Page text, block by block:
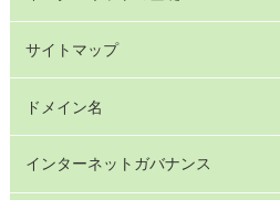
サイトマップ
ドメイン名
インターネットガバナンス